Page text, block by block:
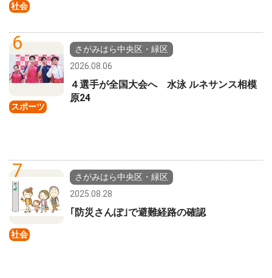
社会
6
スポーツ
さがみはら中央区・緑区
2026.08.06
４選手が全国大会へ 水泳 ルネサンス相模
原24
7
社会
さがみはら中央区・緑区
2025.08.28
｢防災さんぽ｣で避難経路の確認